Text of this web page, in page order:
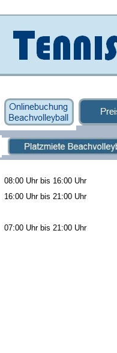
08:00 Uhr bis 16:00 Uhr
16:00 Uhr bis 21:00 Uhr
07:00 Uhr bis 21:00 Uhr